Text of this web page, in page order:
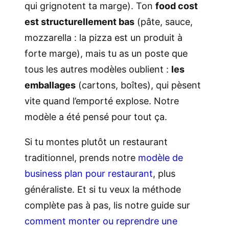
qui grignotent ta marge). Ton food cost
est structurellement bas (pâte, sauce,
mozzarella : la pizza est un produit à
forte marge), mais tu as un poste que
tous les autres modèles oublient : les
emballages (cartons, boîtes), qui pèsent
vite quand l’emporté explose. Notre
modèle a été pensé pour tout ça.
Si tu montes plutôt un restaurant
traditionnel, prends notre modèle de
business plan pour restaurant, plus
généraliste. Et si tu veux la méthode
complète pas à pas, lis notre guide sur
comment monter ou reprendre une